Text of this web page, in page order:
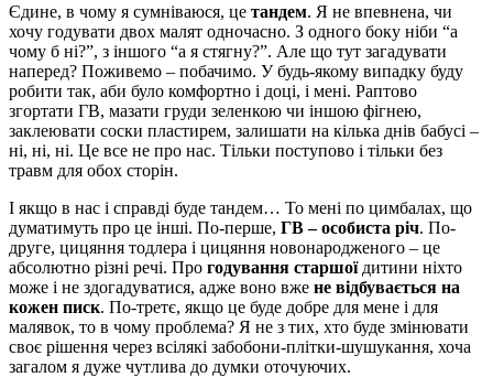
Єдине, в чому я сумніваюся, це тандем. Я не впевнена, чи
хочу годувати двох малят одночасно. З одного боку ніби “а
чому б ні?”, з іншого “а я стягну?”. Але що тут загадувати
наперед? Поживемо – побачимо. У будь-якому випадку буду
робити так, аби було комфортно і доці, і мені. Раптово
згортати ГВ, мазати груди зеленкою чи іншою фігнею,
заклеювати соски пластирем, залишати на кілька днів бабусі –
ні, ні, ні. Це все не про нас. Тільки поступово і тільки без
травм для обох сторін.
І якщо в нас і справді буде тандем… То мені по цимбалах, що
думатимуть про це інші. По-перше, ГВ – особиста річ. По-
друге, цицяння тодлера і цицяння новонародженого – це
абсолютно різні речі. Про годування старшоїдитини ніхто
може і не здогадуватися, адже воно вже не відбувається на
кожен писк. По-третє, якщо це буде добре для мене і для
малявок, то в чому проблема? Я не з тих, хто буде змінювати
своє рішення через всілякі забобони-плітки-шушукання, хоча
загалом я дуже чутлива до думки оточуючих.